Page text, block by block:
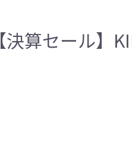
【決算セール】